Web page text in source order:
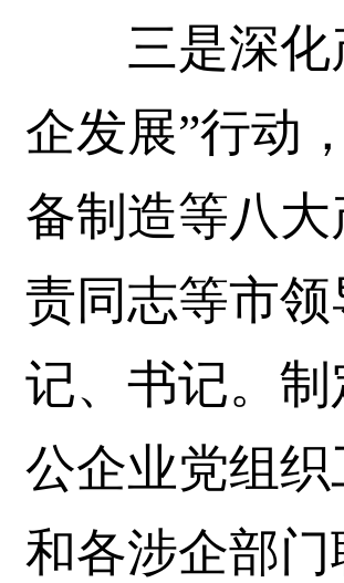
三是深化产
企发展”行动
备制造等八
责同志等市
记、书记。
公企业党组
和各涉企部